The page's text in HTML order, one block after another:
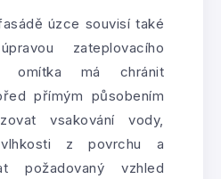
úzce souvisí také
zateplovacího
omítka má chránit
přímým působením
vsakování vody,
z povrchu a
požadovaný vzhled